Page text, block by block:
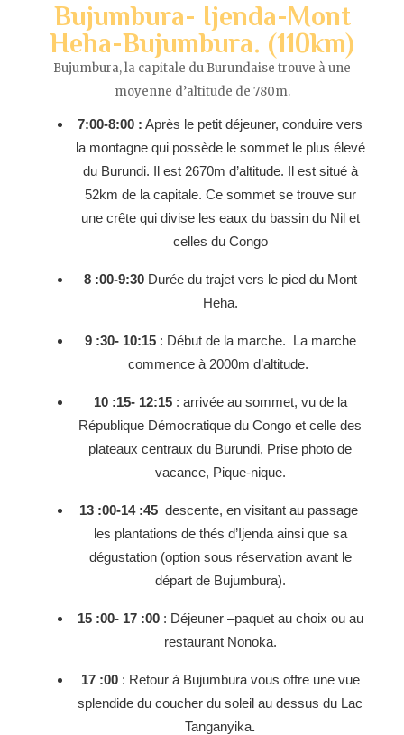
Bujumbura- Ijenda-Mont
Heha-Bujumbura. (110km)
Bujumbura, la capitale du Burundaise trouve à une
moyenne d’altitude de 780m.
7:00-8:00 : Après le petit déjeuner, conduire vers
la montagne qui possède le sommet le plus élevé
du Burundi. Il est 2670m d’altitude. Il est situé à
52km de la capitale. Ce sommet se trouve sur
une crête qui divise les eaux du bassin du Nil et
celles du Congo
8 :00-9:30Durée du trajet vers le pied du Mont
Heha.
9 :30- 10:15: Début de la marche. La marche
commence à 2000m d’altitude.
10 :15- 12:15 : arrivée au sommet, vu de la
République Démocratique du Congo et celle des
plateaux centraux du Burundi, Prise photo de
vacance, Pique-nique.
13 :00-14 :45descente, en visitant au passage
les plantations de thés d’Ijenda ainsi que sa
dégustation (option sous réservation avant le
départ de Bujumbura).
15 :00- 17 :00: Déjeuner –paquet au choix ou au
restaurant Nonoka.
17 :00: Retour à Bujumbura vous offre une vue
splendide du coucher du soleil au dessus du Lac
Tanganyika.